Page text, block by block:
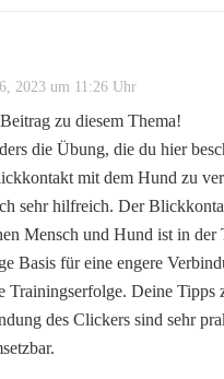
2023 um 11:26 Uhr
zu diesem Thema!
die Übung, die du hier
mit dem Hund zu
sehr hilfreich. Der
Mensch und Hund ist in der
Basis für eine engere
Trainingserfolge. Deine Tipps
des Clickers sind sehr